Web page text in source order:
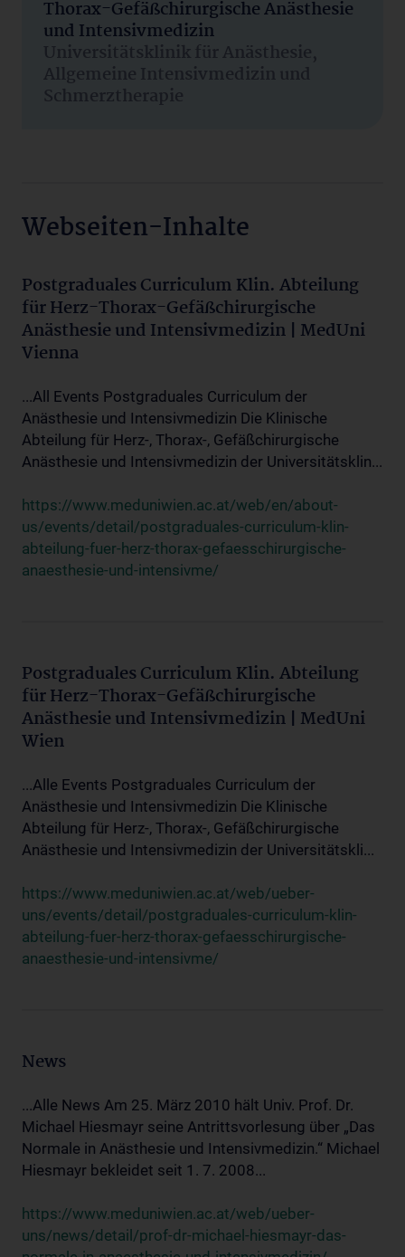
Thorax-Gefäßchirurgische Anästhesie
und Intensivmedizin
Universitätsklinik für Anästhesie,
Allgemeine Intensivmedizin und
Schmerztherapie
Webseiten-Inhalte
Postgraduales Curriculum Klin. Abteilung
für Herz-Thorax-Gefäßchirurgische
Anästhesie und Intensivmedizin | MedUni
Vienna
...All Events Postgraduales Curriculum der
Anästhesie und Intensivmedizin Die Klinische
Abteilung für Herz-, Thorax-, Gefäßchirurgische
Anästhesie und Intensivmedizin der Universitätsklin...
https://www.meduniwien.ac.at/web/en/about-
us/events/detail/postgraduales-curriculum-klin-
abteilung-fuer-herz-thorax-gefaesschirurgische-
anaesthesie-und-intensivme/
Postgraduales Curriculum Klin. Abteilung
für Herz-Thorax-Gefäßchirurgische
Anästhesie und Intensivmedizin | MedUni
Wien
...Alle Events Postgraduales Curriculum der
Anästhesie und Intensivmedizin Die Klinische
Abteilung für Herz-, Thorax-, Gefäßchirurgische
Anästhesie und Intensivmedizin der Universitätskli...
https://www.meduniwien.ac.at/web/ueber-
uns/events/detail/postgraduales-curriculum-klin-
abteilung-fuer-herz-thorax-gefaesschirurgische-
anaesthesie-und-intensivme/
News
...Alle News Am 25. März 2010 hält Univ. Prof. Dr.
Michael Hiesmayr seine Antrittsvorlesung über „Das
Normale in Anästhesie und Intensivmedizin.“ Michael
Hiesmayr bekleidet seit 1. 7. 2008...
https://www.meduniwien.ac.at/web/ueber-
uns/news/detail/prof-dr-michael-hiesmayr-das-